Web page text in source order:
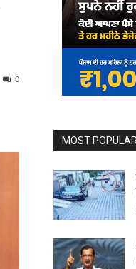
0
MOST POPULAR